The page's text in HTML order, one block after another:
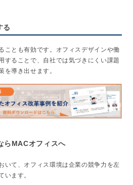
る
ことも有効です。オフィスデザインや働
することで、自社では気づきにくい課題
を導き出せます。
らMACオフィスへ
いて、オフィス環境は企業の競争力を左
います。